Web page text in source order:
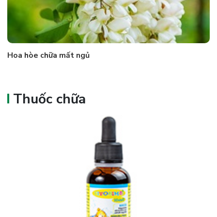
Hoa hòe chữa mất ngủ
Thuốc chữa